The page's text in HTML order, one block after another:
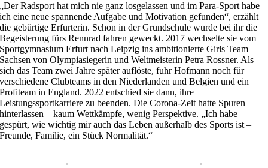
„Der Radsport hat mich nie ganz losgelassen und im Para-Sport habe
ich eine neue spannende Aufgabe und Motivation gefunden“, erzählt
die gebürtige Erfurterin. Schon in der Grundschule wurde bei ihr die
Begeisterung fürs Rennrad fahren geweckt. 2017 wechselte sie vom
Sportgymnasium Erfurt nach Leipzig ins ambitionierte Girls Team
Sachsen von Olympiasiegerin und Weltmeisterin Petra Rossner. Als
sich das Team zwei Jahre später auflöste, fuhr Hofmann noch für
verschiedene Clubteams in den Niederlanden und Belgien und ein
Profiteam in England. 2022 entschied sie dann, ihre
Leistungssportkarriere zu beenden. Die Corona-Zeit hatte Spuren
hinterlassen – kaum Wettkämpfe, wenig Perspektive. „Ich habe
gespürt, wie wichtig mir auch das Leben außerhalb des Sports ist –
Freunde, Familie, ein Stück Normalität.“